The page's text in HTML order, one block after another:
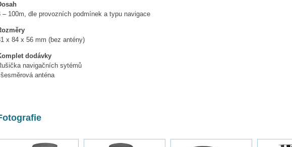
– 100m, dle provozních podmínek a typu navigace
x 84 x 56 mm (bez antény)
dodávky
navigačních sytémů
anténa